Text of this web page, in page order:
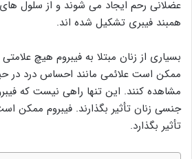
عضلانی رحم ایجاد می شوند و از سلول
همبند فیبری تشکیل شده اند.
بسیاری از زنان مبتلا به فیبروم هیچ
ممکن است علائمی مانند احساس درد در
مشاهده کنند. این تنها راهی نیست که
جنسی زنان تأثیر بگذارند. فیبروم ممکن
تأثیر بگذارد.